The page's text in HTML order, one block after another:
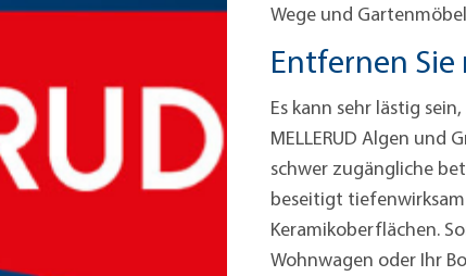
Wege und
Entfernen Sie
Es kann sehr lästig
MELLERUD Algen und
schwer zugängliche
beseitigt
Keramikoberflächen.
Wohnwagen oder Ihr